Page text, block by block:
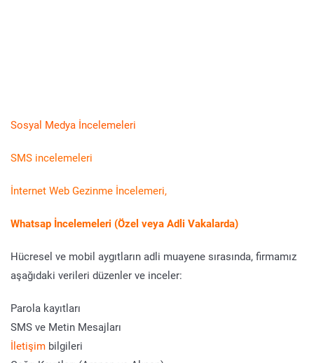
Sosyal Medya İncelemeleri
SMS incelemeleri
İnternet Web Gezinme İncelemeri,
Whatsap İncelemeleri (Özel veya Adli Vakalarda)
Hücresel ve mobil aygıtların adli muayene sırasında, firmamız
aşağıdaki verileri düzenler ve inceler:
Parola kayıtları
SMS ve Metin Mesajları
İletişim bilgileri